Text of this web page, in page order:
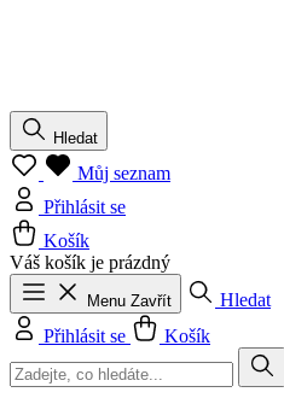
Hledat
Můj seznam
Přihlásit se
Košík
Váš košík je prázdný
Menu Zavřít
Hledat
Přihlásit se
Košík